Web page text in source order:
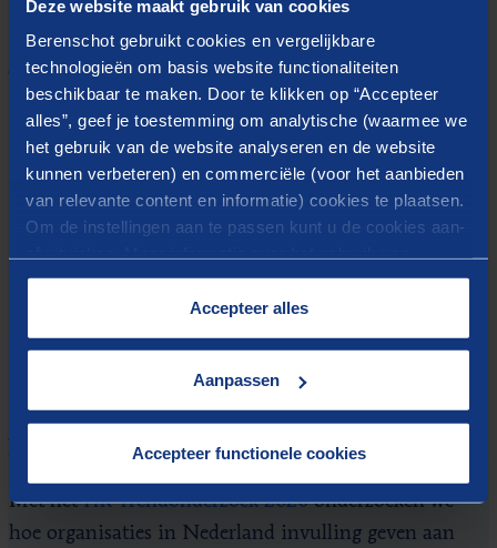
Deze website maakt gebruik van cookies
Berenschot gebruikt cookies en vergelijkbare
technologieën om basis website functionaliteiten
beschikbaar te maken. Door te klikken op “Accepteer
alles”, geef je toestemming om analytische (waarmee we
het gebruik van de website analyseren en de website
kunnen verbeteren) en commerciële (voor het aanbieden
van relevante content en informatie) cookies te plaatsen.
Om de instellingen aan te passen kunt u de cookies aan-
cookies op onze website treft u in onze
Accepteer alles
Aanpassen
Accepteer functionele cookies
Bij de uitwerking van deze thema’s lopen veel
organisaties tegen vergelijkbare belemmeringen aan.
Tijd, draagvlak, kennis en praktische inbedding
vormen daarbij steeds terugkerende knelpunten.
Duurzaam werkgeverschap vraagt dan ook om een
integraal beleid met samenhang tussen mens, werk en
organisatie.
Over het HR-Trendonderzoek
Met hetHR-Trendonderzoek 2026onderzoeken we
hoe organisaties in Nederland invulling geven aan